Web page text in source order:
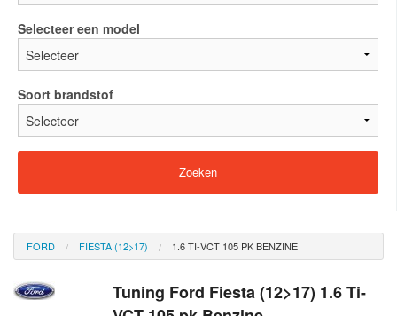
Selecteer een model
Soort brandstof
FORD FIESTA (12>17) 1.6 TI-VCT 105 PK BENZINE
Tuning Ford Fiesta (12>17) 1.6 Ti-